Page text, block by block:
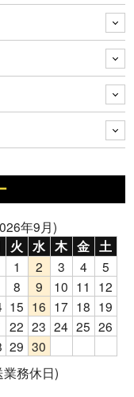
年9月)
火 水 木 金 土
1 2 3 4
5
8 9 10 11
12
15 16 17 18 19
22 23 24 25 26
29 30
業務休日)